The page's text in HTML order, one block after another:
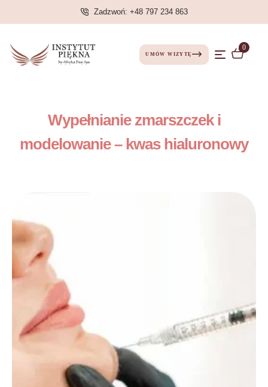
Zadzwoń: +48 797 234 863
UMÓW WIZYTĘ
0
Wypełnianie zmarszczek i
modelowanie – kwas hialuronowy